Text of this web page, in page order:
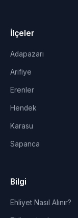
İlçeler
Adapazarı
Arifiye
Erenler
Hendek
Karasu
Sapanca
Bilgi
Ehliyet Nasıl Alınır?